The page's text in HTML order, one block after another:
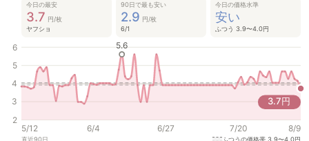
今日の最安
3.7 円/枚
ヤフショ
90日で最も安い
2.9 円/枚
6/1
今日の価格水準
安い
ふつう 3.9〜4.0円
2
3
4
5
6
5/12 6/4 6/27 7/20 8/9
5.6
3.7円